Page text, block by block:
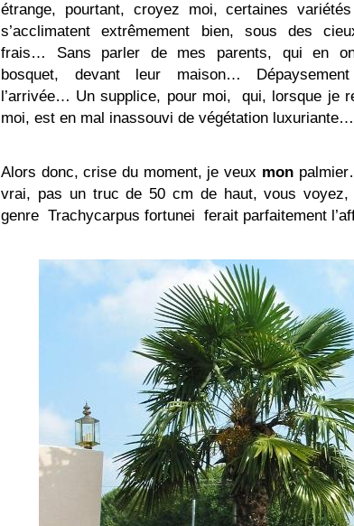
étrange, pourtant, croyez moi, certaines
s’acclimatent extrêmement bien, sous des
frais… Sans parler de mes parents, qui en
bosquet, devant leur maison…
l’arrivée… Un supplice, pour moi, qui, lorsque je
moi, est en mal inassouvi de végétation luxuriante…
Alors donc, crise du moment, je veux mon
vrai, pas un truc de 50 cm de haut, vous
genre Trachycarpus fortunei ferait parfaitement